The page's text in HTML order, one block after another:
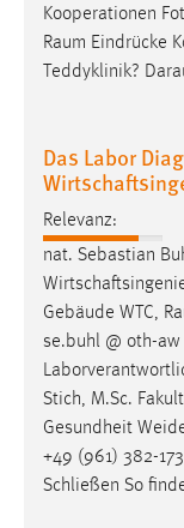
Kooperationen
Raum Eindrücke
Teddyklinik?
Das Labor
Relevanz:
nat. Sebastian
Gebäude WTC,
se.buhl @ oth-
Stich, M.Sc.
Gesundheit
+49 (961) 382-
Schließen So